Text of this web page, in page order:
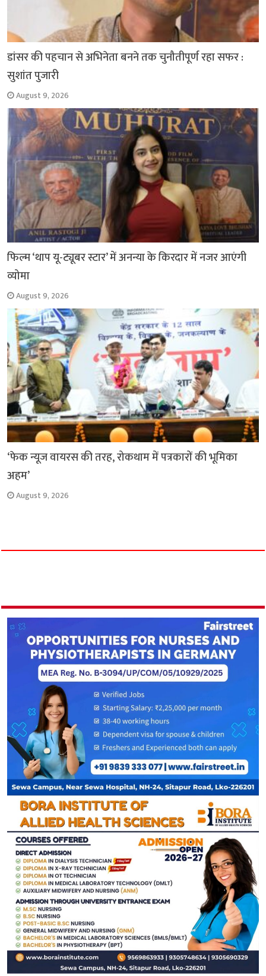
डांसर की पहचान से अभिनेता बनने तक चुनौतीपूर्ण रहा सफर :
सुशांत पुजारी
August 9, 2026
फिल्म ‘थाप यू-ट्यूबर स्टार’ में अनन्या के किरदार में नजर आएंगी
व्योमा
August 9, 2026
‘फेक न्यूज वायरस की तरह, रोकथाम में पत्रकारों की भूमिका
अहम’
August 9, 2026